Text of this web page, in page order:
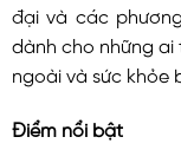
đại và các
dành cho những ai
ngoài và sức khỏe
Điểm nổi bật